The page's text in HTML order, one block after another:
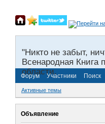
"Никто не забыт,
Всенародная Книга
области.
Форум Участники Поиск
Активные темы
Объявление